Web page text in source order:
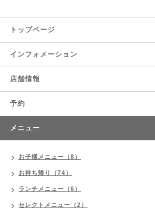
トップページ
インフォメーション
店舗情報
予約
メニュー
お子様メニュー（8）
お持ち帰り（74）
ランチメニュー（6）
セレクトメニュー（2）